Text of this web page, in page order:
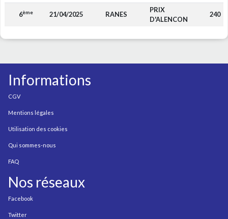
6ème 21/04/2025 RANES
PRIX
D'ALENCON
240
Informations
CGV
Mentions légales
Utilisation des cookies
Qui sommes-nous
FAQ
Nos réseaux
Facebook
Twitter